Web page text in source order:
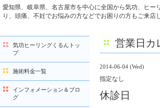
愛知県、岐阜県、名古屋市を中心に全国から気功、ヒー
り、頭痛、不妊でお悩みの方などでお困りの方もご来店
営業日カ
2014-06-04 (Wed)
指定なし
休診日
気功ヒーリングくるんトッ
プ
施術料金一覧
インフォメーション＆ブロ
グ